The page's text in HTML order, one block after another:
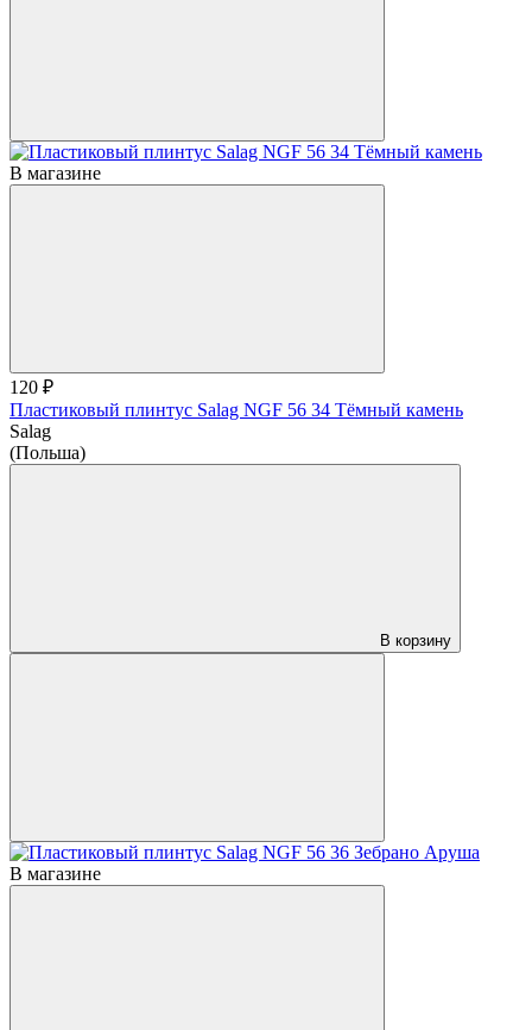
В магазине
120 ₽
Пластиковый плинтус Salag NGF 56 34 Тёмный камень
Salag
(Польша)
В корзину
В магазине